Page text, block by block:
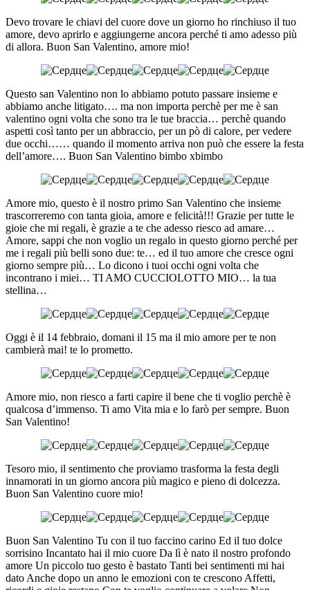
Devo trovare le chiavi del cuore dove un giorno ho rinchiuso il tuo
amore, devo aprirlo e aggiungerne ancora perché ti amo adesso più
di allora. Buon San Valentino, amore mio!
Questo san Valentino non lo abbiamo potuto passare insieme e
abbiamo anche litigato…. ma non importa perchè per me è san
valentino ogni volta che sono tra le tue braccia… perchè quando
aspetti così tanto per un abbraccio, per un pò di calore, per vedere
due occhi…… quando il momento arriva non può che essere la festa
dell’amore…. Buon San Valentino bimbo xbimbo
Amore mio, questo è il nostro primo San Valentino che insieme
trascorreremo con tanta gioia, amore e felicità!!! Grazie per tutte le
gioie che mi regali, è grazie a te che adesso riesco ad amare…
Amore, sappi che non voglio un regalo in questo giorno perché per
me i regali più belli sono due: te… ed il tuo amore che cresce ogni
giorno sempre più… Lo dicono i tuoi occhi ogni volta che
incontrano i miei… TI AMO CUCCIOLOTTO MIO… la tua
stellina…
Oggi è il 14 febbraio, domani il 15 ma il mio amore per te non
cambierà mai! te lo prometto.
Amore mio, non riesco a farti capire il bene che ti voglio perchè è
qualcosa d’immenso. Ti amo Vita mia e lo farò per sempre. Buon
San Valentino!
Tesoro mio, il sentimento che proviamo trasforma la festa degli
innamorati in un giorno ancora più magico e pieno di dolcezza.
Buon San Valentino cuore mio!
Buon San Valentino Tu con il tuo faccino carino Ed il tuo dolce
sorrisino Incantato hai il mio cuore Da lì è nato il nostro profondo
amore Un piccolo tuo gesto è bastato Tanti bei sentimenti mi hai
dato Anche dopo un anno le emozioni con te crescono Affetti,